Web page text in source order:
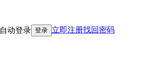
自动登录 登录 立即注册找回密码